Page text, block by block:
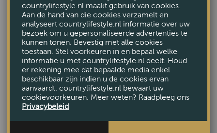
Functionele Details:Inclusief ruime zakken en
een stevige ritssluiting.
Perfecte Pasvorm:Verkrijgbaar in verschillende
maten om aan elke lichaamsvorm te voldoen.
Of je nu een dagje uit gaat of een avondwandeling
maakt, deWillow Kelty Glen jasbiedt je de
perfecte combinatie van warmte, stijl en
functionaliteit. Voeg een vleugje elegantie toe aan
je outfit met deze prachtige damesjas.
countrylifestyle.nl maakt gebruik van cookies.
Aan de hand van die cookies verzamelt en
analyseert countrylifestyle.nl informatie over uw
bezoek om u gepersonaliseerde advertenties te
kunnen tonen. Bevestig met alle cookies
toestaan. Stel voorkeuren in en bepaal welke
informatie u met countrylifestyle.nl deelt. Houd
er rekening mee dat bepaalde media enkel
beschikbaar zijn indien u de cookies ervan
aanvaardt. countrylifestyle.nl bewaart uw
cookievoorkeuren. Meer weten? Raadpleeg ons
Privacybeleid